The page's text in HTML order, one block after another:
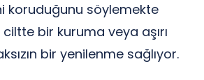
koruduğunu söylemekte
bir kuruma veya aşırı
bir yenilenme sağlıyor.